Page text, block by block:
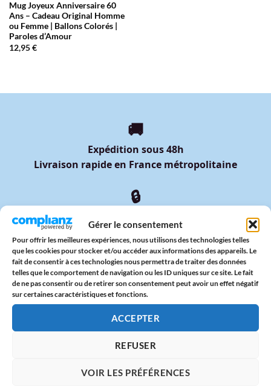
Gérer le consentement
Pour offrir les meilleures expériences, nous utilisons des technologies telles
que les cookies pour stocker et/ou accéder aux informations des appareils. Le
fait de consentir à ces technologies nous permettra de traiter des données
telles que le comportement de navigation ou les ID uniques sur ce site. Le fait
de ne pas consentir ou de retirer son consentement peut avoir un effet négatif
sur certaines caractéristiques et fonctions.
ACCEPTER
REFUSER
VOIR LES PRÉFÉRENCES
Mug Joyeux Anniversaire 60
Ans – Cadeau Original Homme
ou Femme | Ballons Colorés |
Paroles d’Amour
12,95€
🚚
Expédition sous 48h
Livraison rapide en France métropolitaine
🔒
CB & PayPal sur serveur protégé
🇫🇷
Atelier en France
Imprimé avec amour dans notre atelier à
Marseille
💬
Service client humain